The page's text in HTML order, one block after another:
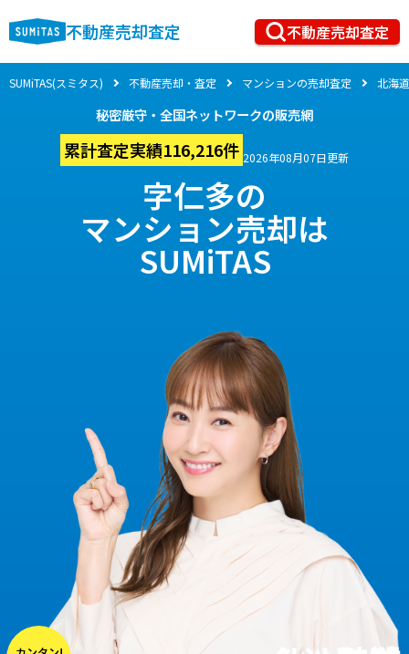
不動産売却査定 不動産売却査定
SUMiTAS(スミタス) 不動産売却・査定 マンションの売却査定 北海道
秘密厳守・全国ネットワークの販売網
累計査定実績116,216件 2026年08月07日更新
字仁多の
マンション売却は
SUMiTAS